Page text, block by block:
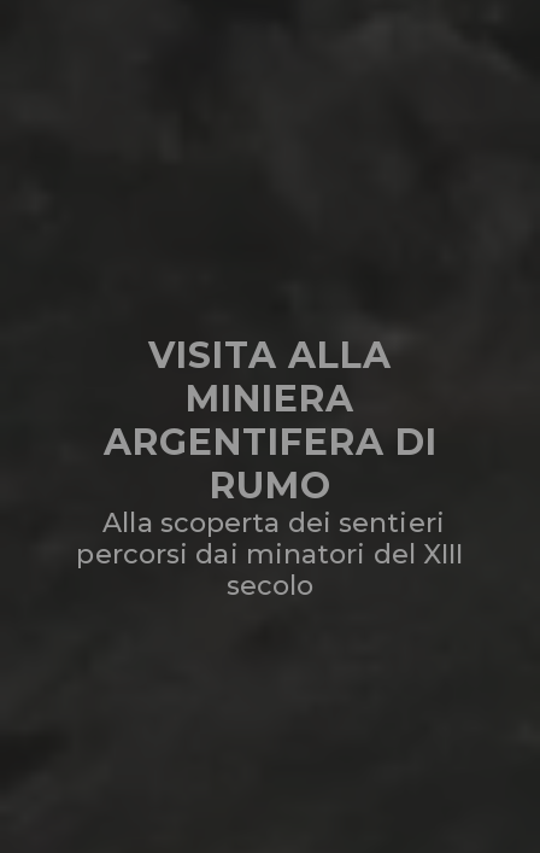
VISITA ALLA
MINIERA
ARGENTIFERA DI
RUMO
Alla scoperta dei sentieri
percorsi dai minatori del XIII
secolo